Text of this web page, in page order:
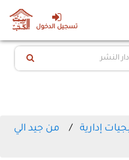
تسجيل الدخول
إدارية
من جيد الي